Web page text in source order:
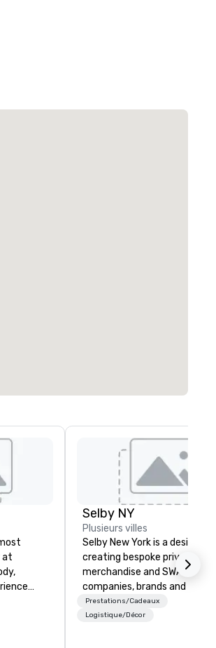
at
worlds
Selby NY
Plusieurs villes
Selby New York is a design
creating bespoke private
merchandise and SWAG for
companies, brands and
We can create anything
custom apparel & totes to
Prestations/Cadeaux
Logistique/Décor